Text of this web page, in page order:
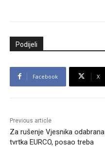
Podijeli
Facebook X
Previous article
Za rušenje Vjesnika odabrana
tvrtka EURCO, posao treba